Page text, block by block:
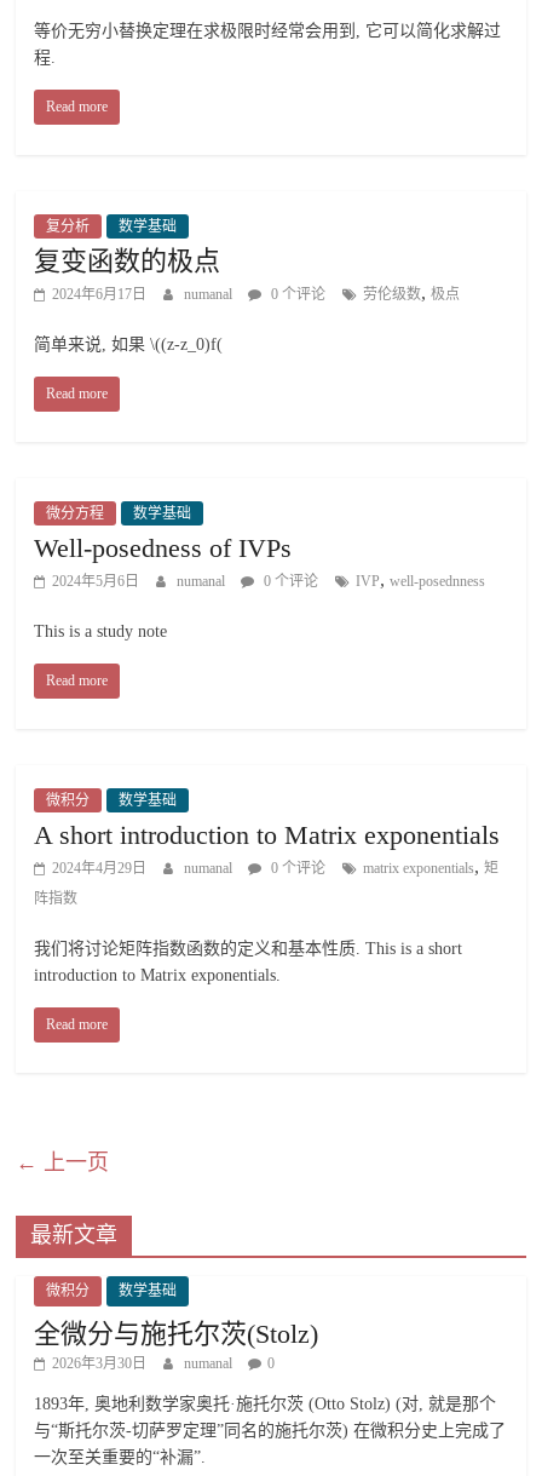
等价无穷小替换定理在求极限时经常会用到, 它可以简化求解过
程.
Read more
复分析 数学基础
复变函数的极点
2024年6月17日 numanal 0 个评论 劳伦级数,极点
简单来说, 如果 \((z-z_0)f(
Read more
微分方程 数学基础
Well-posedness of IVPs
2024年5月6日 numanal 0 个评论 IVP,well-posednness
This is a study note
Read more
微积分 数学基础
A short introduction to Matrix exponentials
2024年4月29日 numanal 0 个评论 matrix exponentials,矩
阵指数
我们将讨论矩阵指数函数的定义和基本性质. This is a short
introduction to Matrix exponentials.
Read more
← 上一页
最新文章
微积分 数学基础
全微分与施托尔茨(Stolz)
2026年3月30日 numanal 0
1893年, 奥地利数学家奥托·施托尔茨 (Otto Stolz) (对, 就是那个
与“斯托尔茨-切萨罗定理”同名的施托尔茨) 在微积分史上完成了
一次至关重要的“补漏”.